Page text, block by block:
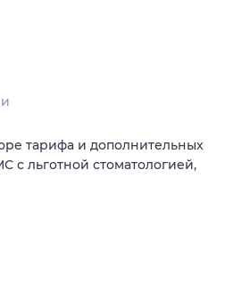
тарифа и дополнительных
с льготной стоматологией,